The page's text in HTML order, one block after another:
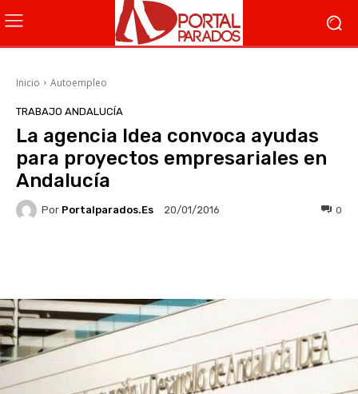
Inicio Autoempleo
TRABAJO ANDALUCÍA
La agencia Idea convoca ayudas
para proyectos empresariales en
Andalucía
Por Portalparados.es 20/01/2016 0